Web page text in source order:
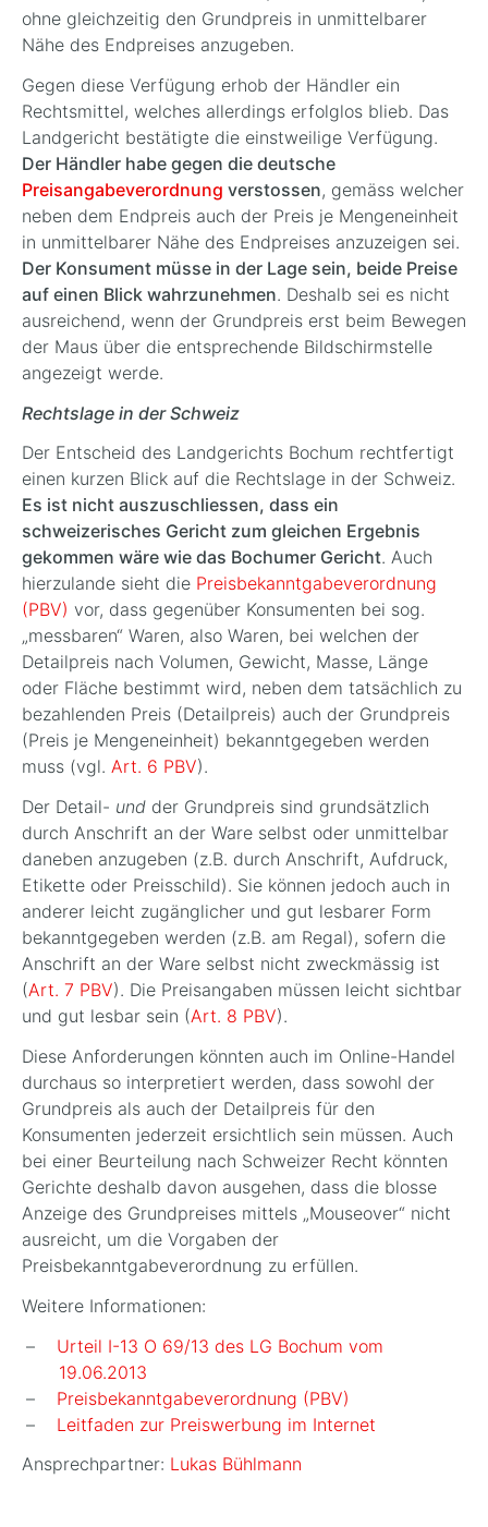
ohne gleichzeitig den Grundpreis in unmittelbarer
Nähe des Endpreises anzugeben.
Gegen diese Verfügung erhob der Händler ein
Rechtsmittel, welches allerdings erfolglos blieb. Das
Landgericht bestätigte die einstweilige Verfügung.
Der Händler habe gegen die deutsche
Preisangabeverordnung verstossen, gemäss welcher
neben dem Endpreis auch der Preis je Mengeneinheit
in unmittelbarer Nähe des Endpreises anzuzeigen sei.
Der Konsument müsse in der Lage sein, beide Preise
auf einen Blick wahrzunehmen. Deshalb sei es nicht
ausreichend, wenn der Grundpreis erst beim Bewegen
der Maus über die entsprechende Bildschirmstelle
angezeigt werde.
Rechtslage in der Schweiz
Der Entscheid des Landgerichts Bochum rechtfertigt
einen kurzen Blick auf die Rechtslage in der Schweiz.
Es ist nicht auszuschliessen, dass ein
schweizerisches Gericht zum gleichen Ergebnis
gekommen wäre wie das Bochumer Gericht. Auch
hierzulande sieht die Preisbekanntgabeverordnung
(PBV) vor, dass gegenüber Konsumenten bei sog.
„messbaren“ Waren, also Waren, bei welchen der
Detailpreis nach Volumen, Gewicht, Masse, Länge
oder Fläche bestimmt wird, neben dem tatsächlich zu
bezahlenden Preis (Detailpreis) auch der Grundpreis
(Preis je Mengeneinheit) bekanntgegeben werden
muss (vgl. Art. 6 PBV).
Der Detail- und der Grundpreis sind grundsätzlich
durch Anschrift an der Ware selbst oder unmittelbar
daneben anzugeben (z.B. durch Anschrift, Aufdruck,
Etikette oder Preisschild). Sie können jedoch auch in
anderer leicht zugänglicher und gut lesbarer Form
bekanntgegeben werden (z.B. am Regal), sofern die
Anschrift an der Ware selbst nicht zweckmässig ist
(Art. 7 PBV). Die Preisangaben müssen leicht sichtbar
und gut lesbar sein (Art. 8 PBV).
Diese Anforderungen könnten auch im Online-Handel
durchaus so interpretiert werden, dass sowohl der
Grundpreis als auch der Detailpreis für den
Konsumenten jederzeit ersichtlich sein müssen. Auch
bei einer Beurteilung nach Schweizer Recht könnten
Gerichte deshalb davon ausgehen, dass die blosse
Anzeige des Grundpreises mittels „Mouseover“ nicht
ausreicht, um die Vorgaben der
Preisbekanntgabeverordnung zu erfüllen.
Weitere Informationen:
Urteil I-13 O 69/13 des LG Bochum vom
19.06.2013
Preisbekanntgabeverordnung (PBV)
Leitfaden zur Preiswerbung im Internet
Ansprechpartner: Lukas Bühlmann